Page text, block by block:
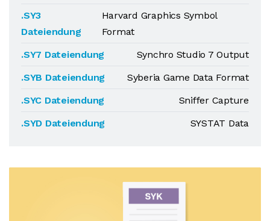
.SY3
Dateiendung
Harvard Graphics Symbol
Format
.SY7 Dateiendung
Synchro Studio 7 Output
.SYB Dateiendung
Syberia Game Data Format
.SYC Dateiendung
Sniffer Capture
.SYD Dateiendung
SYSTAT Data